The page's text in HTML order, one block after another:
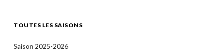
TOUTES LES SAISONS
Saison 2025-2026